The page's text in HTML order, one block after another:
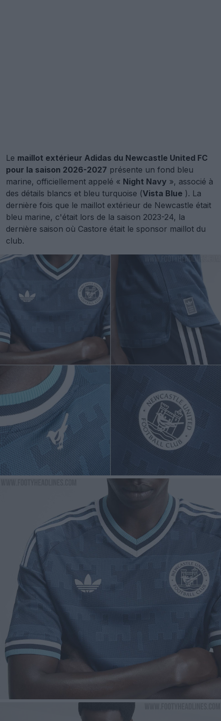
Le maillot extérieur Adidas du Newcastle United FC
pour la saison 2026-2027 présente un fond bleu
marine, officiellement appelé « Night Navy », associé à
des détails blancs et bleu turquoise (Vista Blue ). La
dernière fois que le maillot extérieur de Newcastle était
bleu marine, c'était lors de la saison 2023-24, la
dernière saison où Castore était le sponsor maillot du
club.